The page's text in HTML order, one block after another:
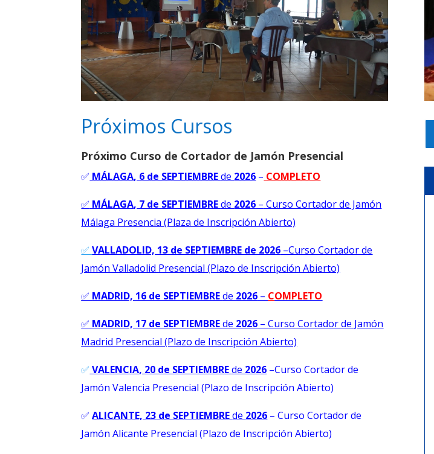
Próximos Cursos
Próximo Curso de Cortador de Jamón Presencial
✅ MÁLAGA, 6 de SEPTIEMBREde 2026 – COMPLETO
✅ MÁLAGA, 7 de SEPTIEMBREde 2026 – Curso Cortador de Jamón
Málaga Presencia (Plaza de Inscripción Abierto)
✅VALLADOLID, 13 de SEPTIEMBRE de 2026 –Curso Cortador de
Jamón Valladolid Presencial (Plazo de Inscripción Abierto)
✅ MADRID, 16 de SEPTIEMBREde 2026 – COMPLETO
✅ MADRID, 17 de SEPTIEMBREde 2026 –Curso Cortador de Jamón
Madrid Presencial (Plazo de Inscripción Abierto)
✅ VALENCIA, 20 de SEPTIEMBREde 2026 –Curso Cortador de
Jamón Valencia Presencial (Plazo de Inscripción Abierto)
✅ALICANTE, 23 de SEPTIEMBREde 2026 – Curso Cortador de
Jamón Alicante Presencial (Plazo de Inscripción Abierto)